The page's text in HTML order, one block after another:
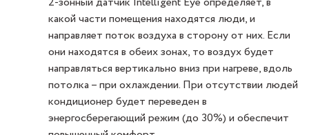
какой части помещения находятся люди, и
направляет поток воздуха в сторону от них. Если
они находятся в обеих зонах, то воздух будет
направляться вертикально вниз при нагреве, вдоль
потолка – при охлаждении. При отсутствии людей
кондиционер будет переведен в
энергосберегающий режим (до 30%) и обеспечит